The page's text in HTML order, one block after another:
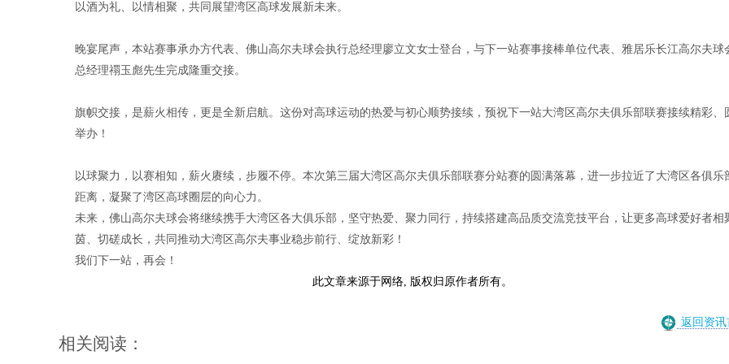
以酒为礼、以情相聚，共同展望湾区高球发展新未来。
晚宴尾声，本站赛事承办方代表、佛山高尔夫球会执行总经理廖立文女士登台，与下一站赛事接棒单位代表、雅居乐长江高尔夫球
总经理禤玉彪先生完成隆重交接。
旗帜交接，是薪火相传，更是全新启航。这份对高球运动的热爱与初心顺势接续，预祝下一站大湾区高尔夫俱乐部联赛接续精彩、
举办！
以球聚力，以赛相知，薪火赓续，步履不停。本次第三届大湾区高尔夫俱乐部联赛分站赛的圆满落幕，进一步拉近了大湾区各俱乐
距离，凝聚了湾区高球圈层的向心力。
未来，佛山高尔夫球会将继续携手大湾区各大俱乐部，坚守热爱、聚力同行，持续搭建高品质交流竞技平台，让更多高球爱好者相
茵、切磋成长，共同推动大湾区高尔夫事业稳步前行、绽放新彩！
我们下一站，再会！
此文章来源于网络, 版权归原作者所有。
返回资讯
相关阅读：